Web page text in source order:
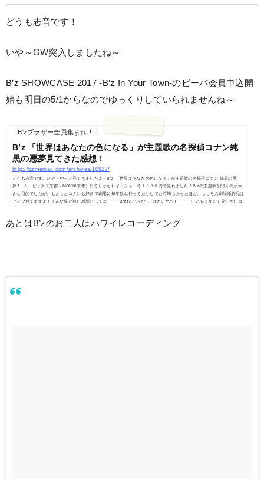
どうも志音です！
いや～GW突入しましたね～
B’z SHOWCASE 2017 -B’z In Your Town-のビーパ会員申込開
始も明日の5/1からなのでゆっくりしていられませんね～
B'zブラザー全員集まれ！！
B’z 「世界はあなたの色になる」が主題歌の名探偵コナン純
黒の悪夢見てきた感想！
http://bzmaniac.com/archives/10927/
どうも志音です。いや～やっと見てきましたよ～B’z 「世界はあなたの色になる」が主題歌の名探偵コナン 純黒の悪
夢！ ムービックス京都（MOVIX京都）にてしかもレイトショーで１３００円で見れました！B'zの主題歌を聞くのが大
きな目的でしたが、もともとコナンも好きで劇場に毎年観に行ってたりしてた時期もあったほど。もちろん劇場版作品は
ゼンブ観てますよ！そんな僕が観た感想としては・・・B'zもいいけど、コナンヤバイ・・・リアルに今まで見てきたコ
あとはB’zのお二人はハワイレコーディング